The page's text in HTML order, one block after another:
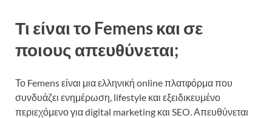
Τι είναι το Femens και σε
ποιους απευθύνεται;
Το Femens είναι μια ελληνική online πλατφόρμα που
συνδυάζει ενημέρωση, lifestyle και εξειδικευμένο
περιεχόμενο για digital marketing και SEO. Απευθύνεται